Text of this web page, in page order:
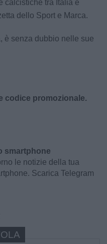
calcistiche tra Italia e
dello Sport e Marca.
è senza dubbio nelle sue
codice promozionale.
smartphone
le notizie della tua
Scarica Telegram